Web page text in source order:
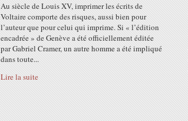
Au siècle de Louis XV, imprimer les écrits de
Voltaire comporte des risques, aussi bien pour
l’auteur que pour celui qui imprime. Si « l’édition
encadrée » de Genève a été officiellement éditée
par Gabriel Cramer, un autre homme a été impliqué
dans toute...
Lire la suite